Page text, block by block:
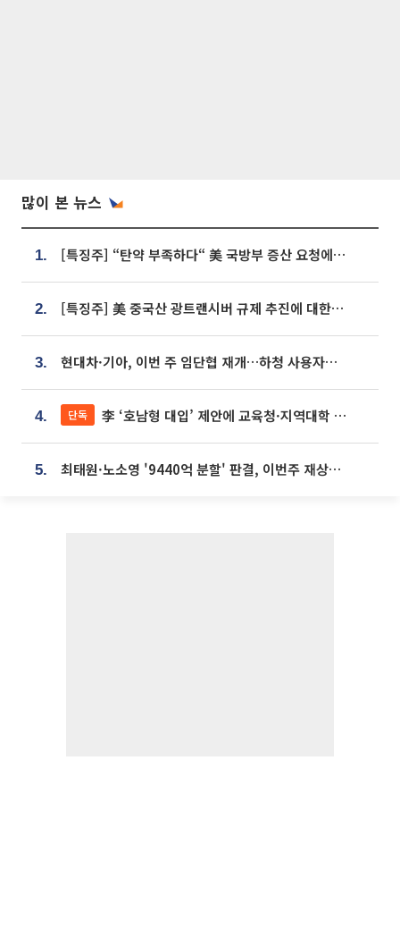
많이 본 뉴스
1. [특징주] “탄약 부족하다“ 美 국방부 증산 요청에⋯국내 방산주 급등세
2. [특징주] 美 중국산 광트랜시버 규제 추진에 대한광통신 등 광통신株 강세
3. 현대차·기아, 이번 주 임단협 재개…하청 사용자성 재심도 ‘변수’
4. 단독 李 ‘호남형 대입’ 제안에 교육청·지역대학 서·논술형 입시 연계 '착수'
5. 최태원·노소영 '9440억 분할' 판결, 이번주 재상고 여부 주목